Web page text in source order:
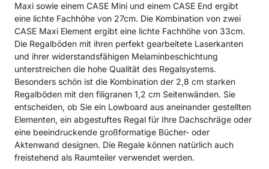
Maxi sowie einem CASE Mini und einem CASE End ergibt
eine lichte Fachhöhe von 27cm. Die Kombination von zwei
CASE Maxi Element ergibt eine lichte Fachhöhe von 33cm.
Die Regalböden mit ihren perfekt gearbeitete Laserkanten
und ihrer widerstandsfähigen Melaminbeschichtung
unterstreichen die hohe Qualität des Regalsystems.
Besonders schön ist die Kombination der 2,8 cm starken
Regalböden mit den filigranen 1,2 cm Seitenwänden. Sie
entscheiden, ob Sie ein Lowboard aus aneinander gestellten
Elementen, ein abgestuftes Regal für Ihre Dachschräge oder
eine beeindruckende großformatige Bücher- oder
Aktenwand designen. Die Regale können natürlich auch
freistehend als Raumteiler verwendet werden.